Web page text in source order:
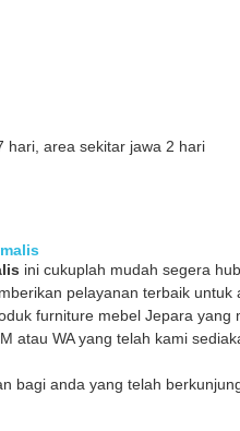
hari, area sekitar jawa 2 hari
ini cukuplah mudah segera
pelayanan terbaik
furniture mebel Jepara yang
atau WA yang telah kami
bagi anda yang telah